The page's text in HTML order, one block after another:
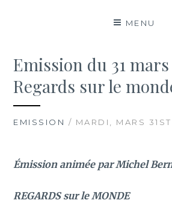
MENU
Emission du 31 mars
Regards sur le
EMISSION / MARDI, MARS
Émission animée par Michel
REGARDS sur le MONDE